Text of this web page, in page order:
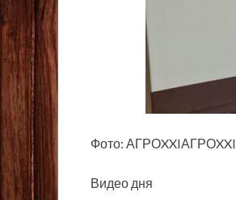
Фото: АГРОXXIАГРОXXI
Видео дня